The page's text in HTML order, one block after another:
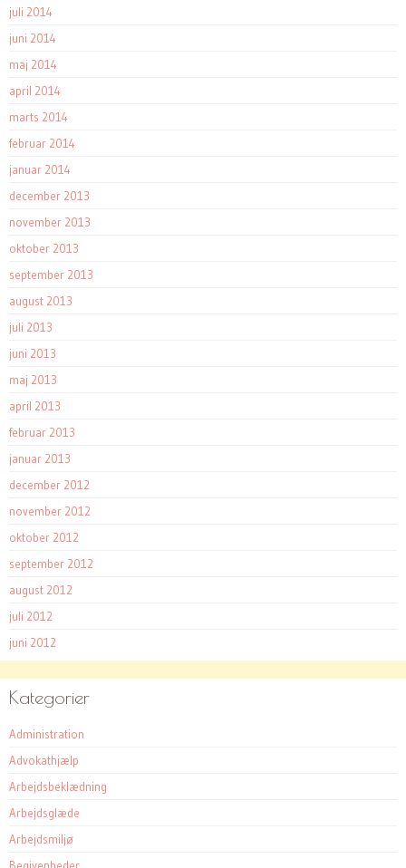
juli 2014
juni 2014
maj 2014
april 2014
marts 2014
februar 2014
januar 2014
december 2013
november 2013
oktober 2013
september 2013
august 2013
juli 2013
juni 2013
maj 2013
april 2013
februar 2013
januar 2013
december 2012
november 2012
oktober 2012
september 2012
august 2012
juli 2012
juni 2012
Kategorier
Administration
Advokathjælp
Arbejdsbeklædning
Arbejdsglæde
Arbejdsmiljø